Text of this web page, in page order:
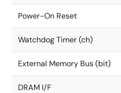
Power-On Reset
Watchdog Timer (ch)
External Memory Bus (bit)
DRAM I/F